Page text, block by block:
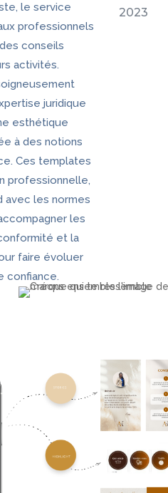
le service
professionnels
conseils
activités.
juridique
esthétique
à des notions
Ces templates
professionnelle,
avec les normes
les
et la
faire évoluer
confiance.
2023